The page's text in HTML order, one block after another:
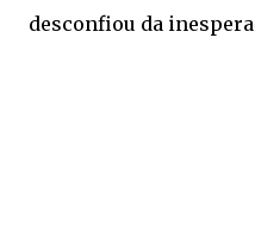
desconfiou da